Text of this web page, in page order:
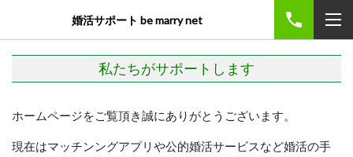
婚活サポート be marry net
私たちがサポートします
ホームページをご覧頂き誠にありがとうございます。
現在はマッチンングアプリや公的婚活サービスなど婚活の手